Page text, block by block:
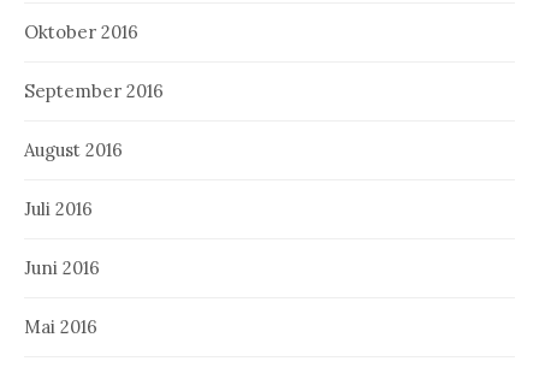
Oktober 2016
September 2016
August 2016
Juli 2016
Juni 2016
Mai 2016